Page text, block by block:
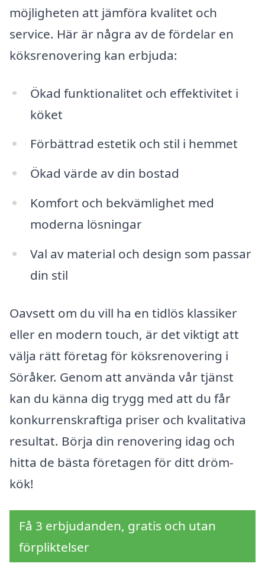
möjligheten att jämföra kvalitet och
service. Här är några av de fördelar en
köksrenovering kan erbjuda:
Ökad funktionalitet och effektivitet i
köket
Förbättrad estetik och stil i hemmet
Ökad värde av din bostad
Komfort och bekvämlighet med
moderna lösningar
Val av material och design som passar
din stil
Oavsett om du vill ha en tidlös klassiker
eller en modern touch, är det viktigt att
välja rätt företag för köksrenovering i
Söråker. Genom att använda vår tjänst
kan du känna dig trygg med att du får
konkurrenskraftiga priser och kvalitativa
resultat. Börja din renovering idag och
hitta de bästa företagen för ditt dröm-
kök!
Få 3 erbjudanden, gratis och utan
förpliktelser